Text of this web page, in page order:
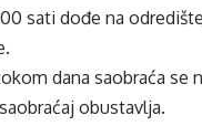
sati dođe na
dana saobraća se
obustavlja.